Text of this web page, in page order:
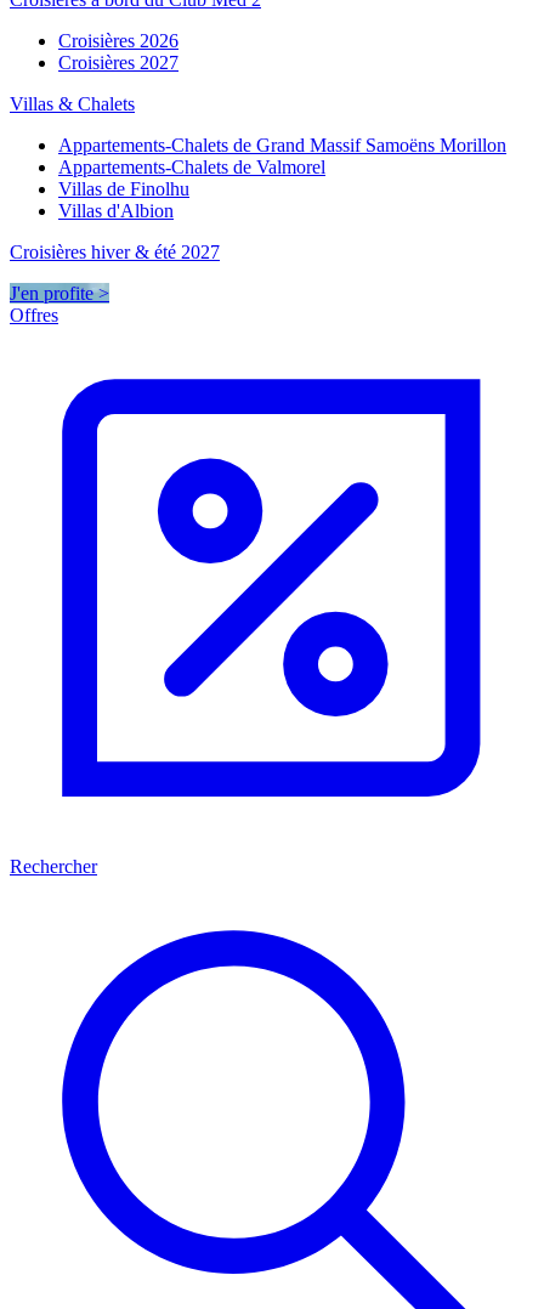
Croisières 2026
Croisières 2027
Villas & Chalets
Appartements-Chalets de Grand Massif Samoëns Morillon
Appartements-Chalets de Valmorel
Villas de Finolhu
Villas d'Albion
Croisières hiver & été 2027
J'en profite >
Offres
Rechercher